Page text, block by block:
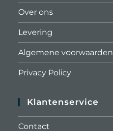
Over ons
Levering
Algemene voorwaarden
Privacy Policy
Klantenservice
Contact